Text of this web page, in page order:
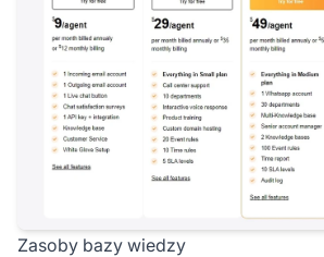
Zasoby bazy wiedzy